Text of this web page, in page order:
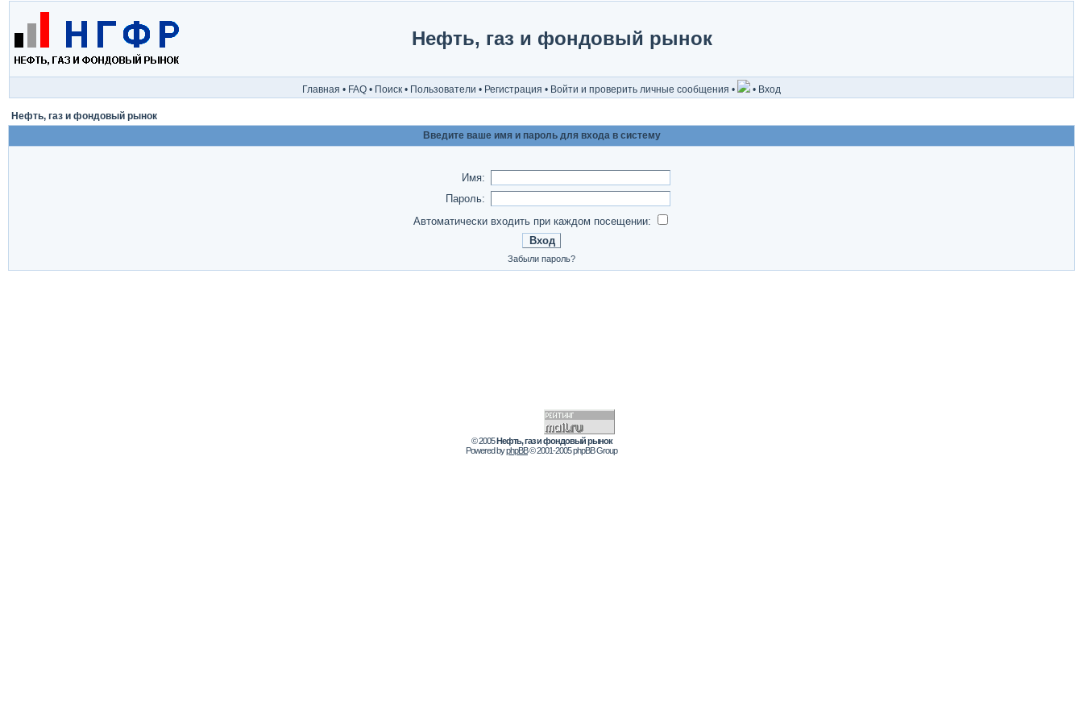
Нефть, газ и фондовый рынок
Главная • FAQ • Поиск • Пользователи • Регистрация • Войти и проверить личные сообщения • • Вход
Нефть, газ и фондовый рынок
Введите ваше имя и пароль для входа в систему
Имя:
Пароль:
Автоматически входить при каждом посещении:
Забыли пароль?
© 2005Нефть, газ и фондовый рынок
Powered byphpBB© 2001-2005 phpBB Group